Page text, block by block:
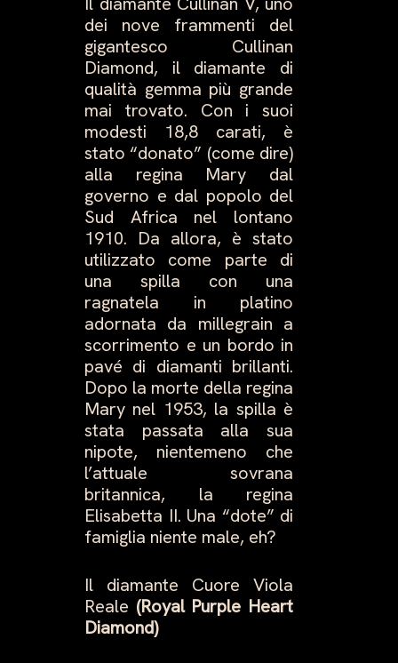
dei nove frammenti del
gigantesco Cullinan
Diamond, il diamante di
qualità gemma più grande
mai trovato. Con i suoi
modesti 18,8 carati, è
stato “donato” (come dire)
alla regina Mary dal
governo e dal popolo del
Sud Africa nel lontano
1910. Da allora, è stato
utilizzato come parte di
una spilla con una
ragnatela in platino
adornata da millegrain a
scorrimento e un bordo in
pavé di diamanti brillanti.
Dopo la morte della regina
Mary nel 1953, la spilla è
stata passata alla sua
nipote, nientemeno che
l’attuale sovrana
britannica, la regina
Elisabetta II. Una “dote” di
famiglia niente male, eh?
Il diamante Cuore Viola
Reale (Royal Purple Heart
Diamond)